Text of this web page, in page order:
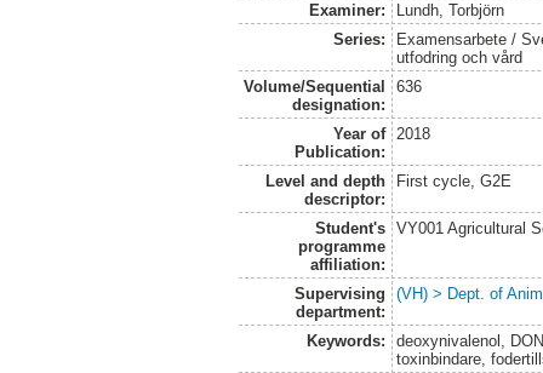
Examiner:
Lundh, Torbjörn
Series:
Examensarbete /
utfodring och vård
Volume/Sequential
designation:
636
Year of
Publication:
2018
Level and depth
descriptor:
First cycle, G2E
Student's
programme
affiliation:
VY001 Agricultural
Supervising
department:
(VH) > Dept. of
Keywords:
deoxynivalenol,
toxinbindare,